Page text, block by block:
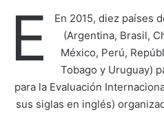
E
En 2015, diez países
(Argentina, Brasil,
México, Perú,
Tobago y Uruguay)
para la Evaluación
sus siglas en inglés)